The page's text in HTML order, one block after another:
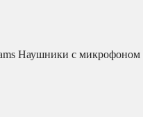
Наушники с микрофоном